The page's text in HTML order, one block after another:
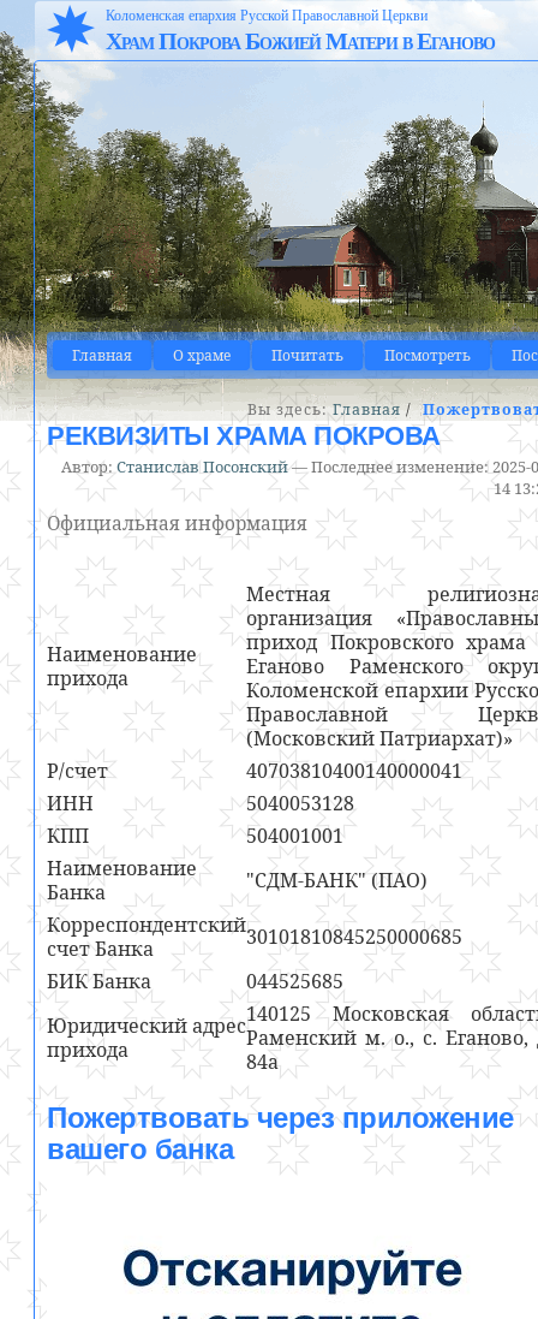
Коломенская епархия Русской Православной Церкви
Храм Покрова Божией Матери в Еганово
Главная О храме Почитать Посмотреть
Вы здесь: Главная /
РЕКВИЗИТЫ ХРАМА ПОКРОВА
Автор:Станислав Посонский—Последнее изменение:2025-
14
Официальная информация
Наименование
прихода
Местная
организация
приход Покровского храма
Еганово Раменского
Коломенской епархии
Православной
(Московский Патриархат)»
Р/счет
40703810400140000041
ИНН
5040053128
КПП
504001001
Наименование
Банка
"СДМ-БАНК" (ПАО)
Корреспондентский
счет Банка
30101810845250000685
БИК Банка
044525685
Юридический адрес
прихода
140125 Московская
Раменский м. о., с. Еганово,
84а
Пожертвовать через приложение
вашего банка